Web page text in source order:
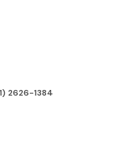
2626-1384